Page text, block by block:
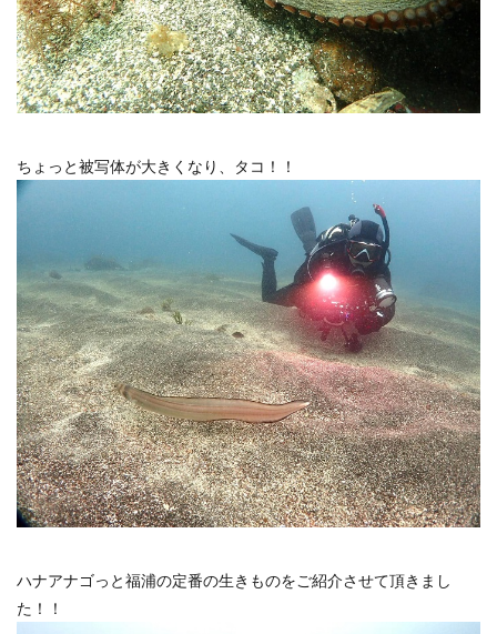
ちょっと被写体が大きくなり、タコ！！
ハナアナゴっと福浦の定番の生きものをご紹介させて頂きまし
た！！